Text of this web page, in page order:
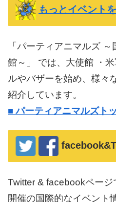
もっとイベント
「パーティアニマルズ
館～」 では、大使館 ・
ルやバザーを始め、様々
紹介しています。
■パーティアニマルズト
Twitter & facebookページ
開催の国際的なイベント